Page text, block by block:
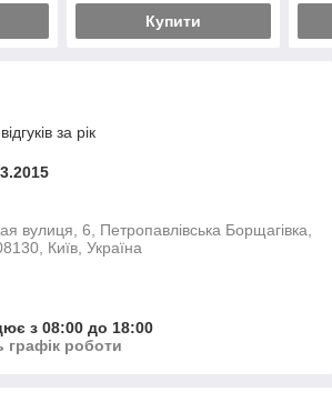
Купити
за рік
вулиця, 6, Петропавлівська Борщагівка,
Київ, Україна
з 08:00 до 18:00
графік роботи